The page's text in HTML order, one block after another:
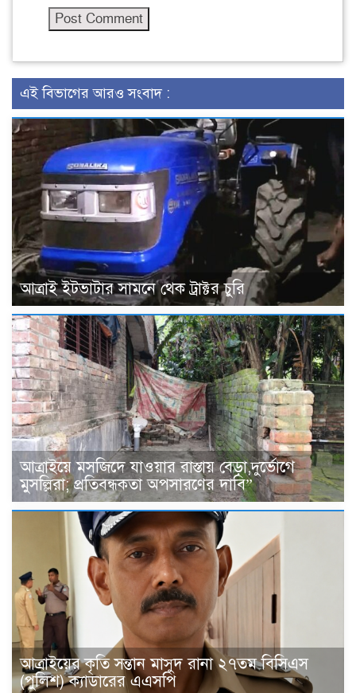
এই বিভাগের আরও সংবাদ :
আত্রাই ইটভাটার সামনে থেক ট্রাক্টর চুরি
আত্রাইয়ে মসজিদে যাওয়ার রাস্তায় বেড়া,দুর্ভোগে
মুসল্লিরা; প্রতিবন্ধকতা অপসারণের দাবি”
আত্রাইয়ের কৃতি সন্তান মাসুদ রানা ২৭তম বিসিএস
(পুলিশ) ক্যাডারের এএসপি